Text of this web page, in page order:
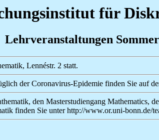
für
Lehrveranstaltungen
Lennéstr. 2 statt.
der Coronavirus-Epidemie finden Sie auf
den Masterstudiengang Mathematics,
finden Sie unter http://www.or.uni-bonn.de/